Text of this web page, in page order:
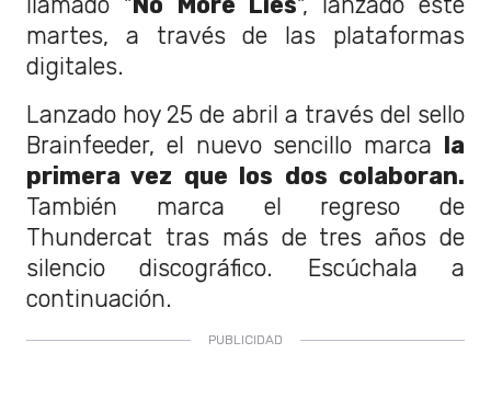
martes, a través de las plataformas
digitales.
Lanzado hoy 25 de abril a través del sello
Brainfeeder, el nuevo sencillo marca la
primera vez que los dos colaboran.
También marca el regreso de
Thundercat tras más de tres años de
silencio discográfico. Escúchala a
continuación.